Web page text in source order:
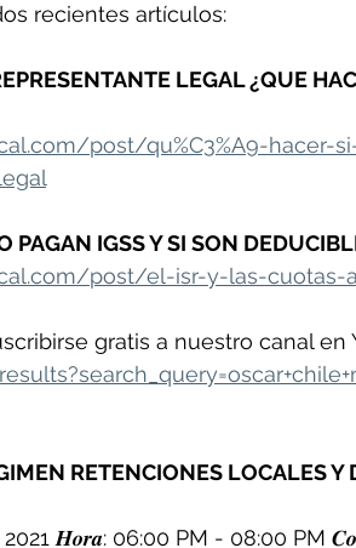
recientes artículos:
LEGAL ¿QUE
post/qu%C3%A9-hacer-
PAGAN IGSS Y SI SON
post/el-isr-y-las-cuotas-
gratis a nuestro canal en
RETENCIONES LOCALES Y
𝑯𝒐𝒓𝒂: 06:00 PM - 08:00 PM